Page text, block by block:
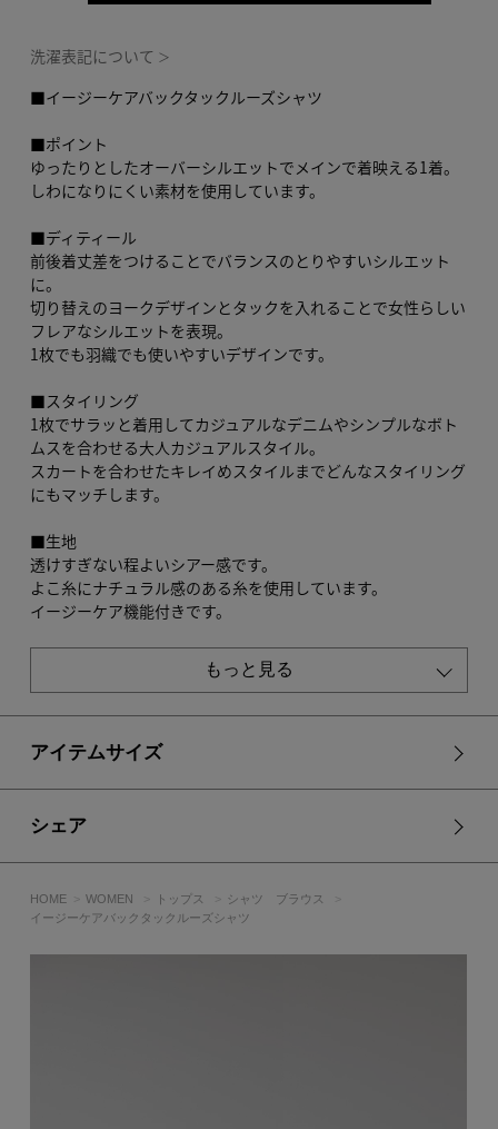
洗濯表記について ＞
■イージーケアバックタックルーズシャツ
■ポイント
ゆったりとしたオーバーシルエットでメインで着映える1着。
しわになりにくい素材を使用しています。
■ディティール
前後着丈差をつけることでバランスのとりやすいシルエット
に。
切り替えのヨークデザインとタックを入れることで女性らしい
フレアなシルエットを表現。
1枚でも羽織でも使いやすいデザインです。
■スタイリング
1枚でサラッと着用してカジュアルなデニムやシンプルなボト
ムスを合わせる大人カジュアルスタイル。
スカートを合わせたキレイめスタイルまでどんなスタイリング
にもマッチします。
■生地
透けすぎない程よいシアー感です。
よこ糸にナチュラル感のある糸を使用しています。
イージーケア機能付きです。
※画像の商品はサンプルです。実際の商品と仕様、加工が若干
異なる場合があります。
※画像の商品は光の照射や角度、お使いのモニター環境によ
※着用、お取り扱いの際は、アテンションタグをご確認くださ
もっと見る
アイテムサイズ
シェア
HOME WOMEN トップス
シャツ ブラウス
イージーケアバックタックルーズシャツ